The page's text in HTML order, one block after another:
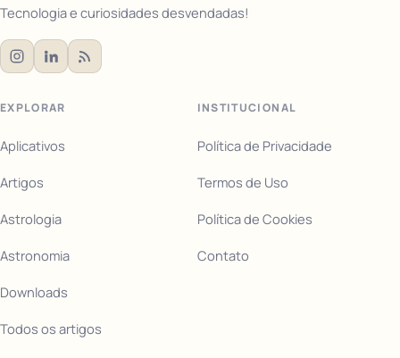
Tecnologia e curiosidades desvendadas!
EXPLORAR
Aplicativos
Artigos
Astrologia
Astronomia
Downloads
Todos os artigos
INSTITUCIONAL
Política de Privacidade
Termos de Uso
Política de Cookies
Contato